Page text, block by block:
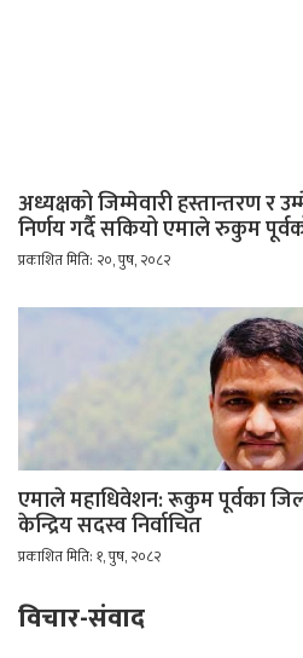
अध्यक्षको जिम्मेवारी हस्तान्तरण र
निर्णय गर्दै सकियो एमाले रुकुम
प्रकाशित मिति: २०, पुष, २०८२
एमाले महाधिवेशन: रूकुम पूर्वका
केन्द्रिय सदस्व निर्वाचित
प्रकाशित मिति: १, पुष, २०८२
विचार-संवाद